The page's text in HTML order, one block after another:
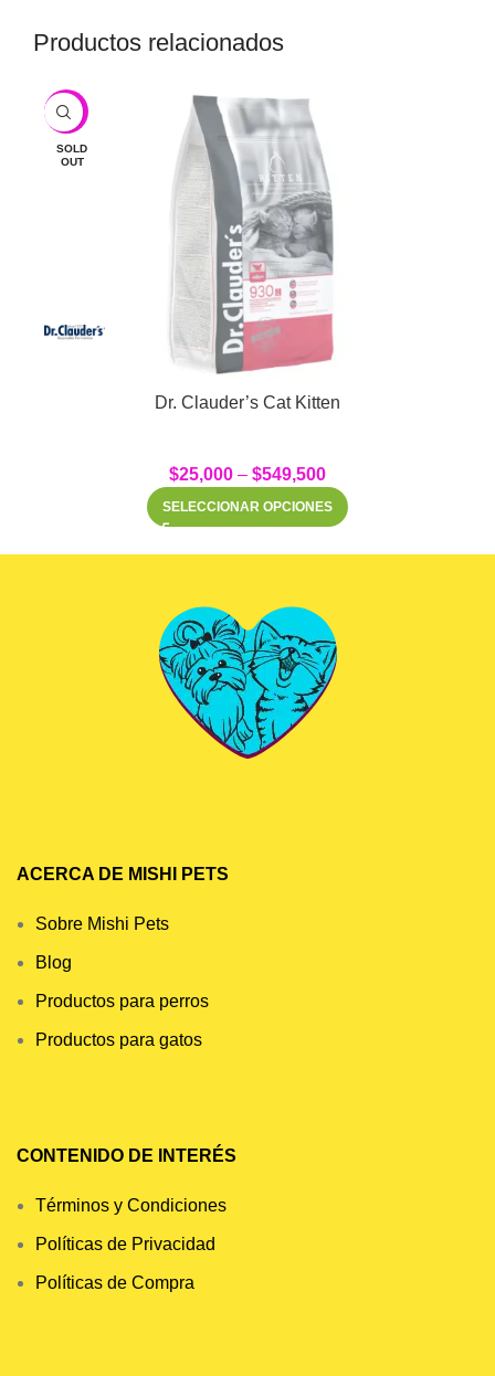
Productos relacionados
-6%
SOLD
OUT
Dr. Clauder’s Cat Kitten
$25,000 – $549,500
SELECCIONAR OPCIONES
ACERCA DE MISHI PETS
Sobre Mishi Pets
Blog
Productos para perros
Productos para gatos
CONTENIDO DE INTERÉS
Términos y Condiciones
Políticas de Privacidad
Políticas de Compra